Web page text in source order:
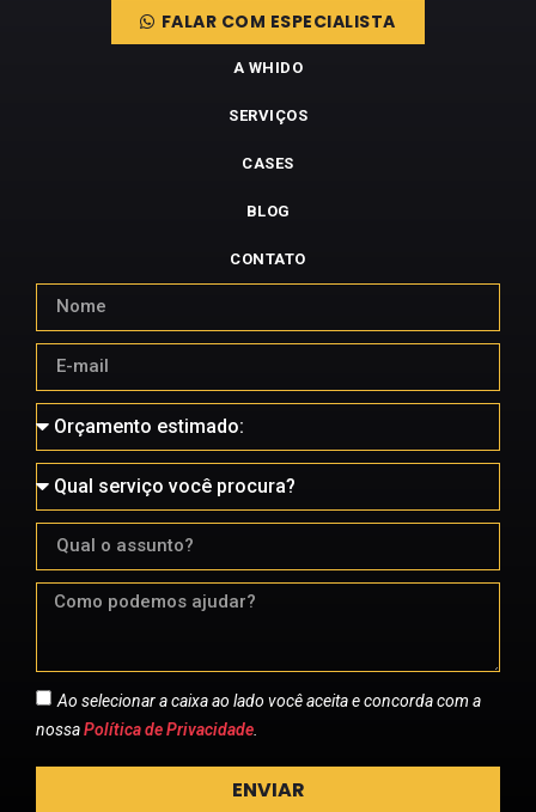
FALAR COM ESPECIALISTA
A WHIDO
SERVIÇOS
CASES
BLOG
CONTATO
Ao selecionar a caixa ao lado você aceita e concorda com a
nossaPolítica de Privacidade
ENVIAR